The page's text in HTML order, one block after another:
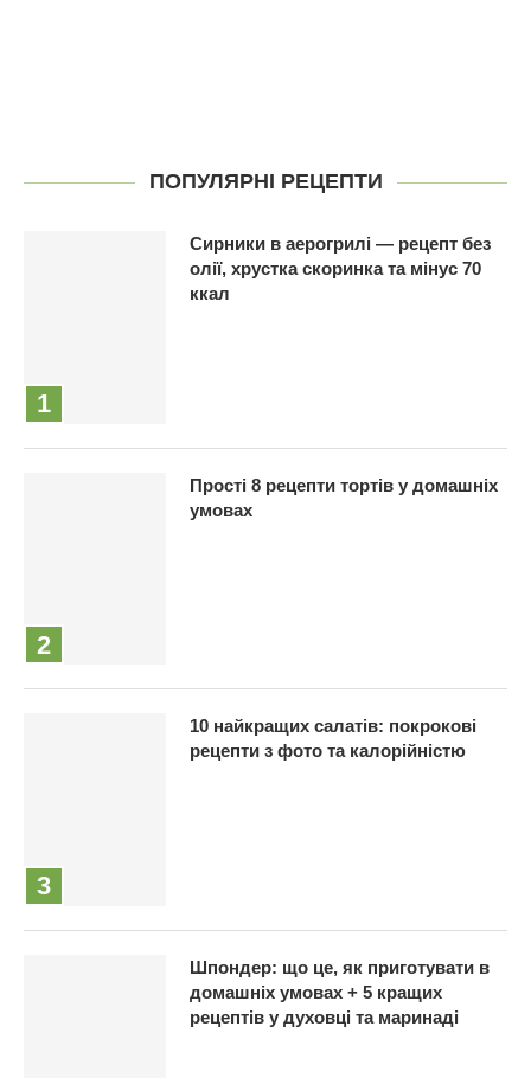
ПОПУЛЯРНІ РЕЦЕПТИ
Сирники в аерогрилі — рецепт без
олії, хрустка скоринка та мінус 70
ккал
Прості 8 рецепти тортів у домашніх
умовах
10 найкращих салатів: покрокові
рецепти з фото та калорійністю
Шпондер: що це, як приготувати в
домашніх умовах + 5 кращих
рецептів у духовці та маринаді